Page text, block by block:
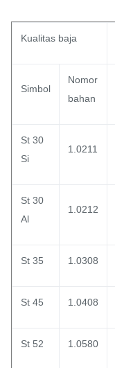
Kualitas baja
Simbol
Nomor
bahan
St 30
Si
1.0211
St 30
Al
1.0212
St 35 1.0308
St 45 1.0408
St 52 1.0580